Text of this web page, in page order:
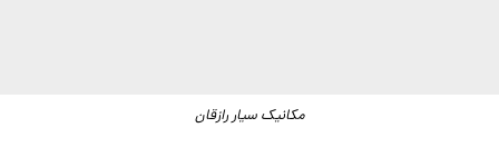
مکانیک سیار رازقان